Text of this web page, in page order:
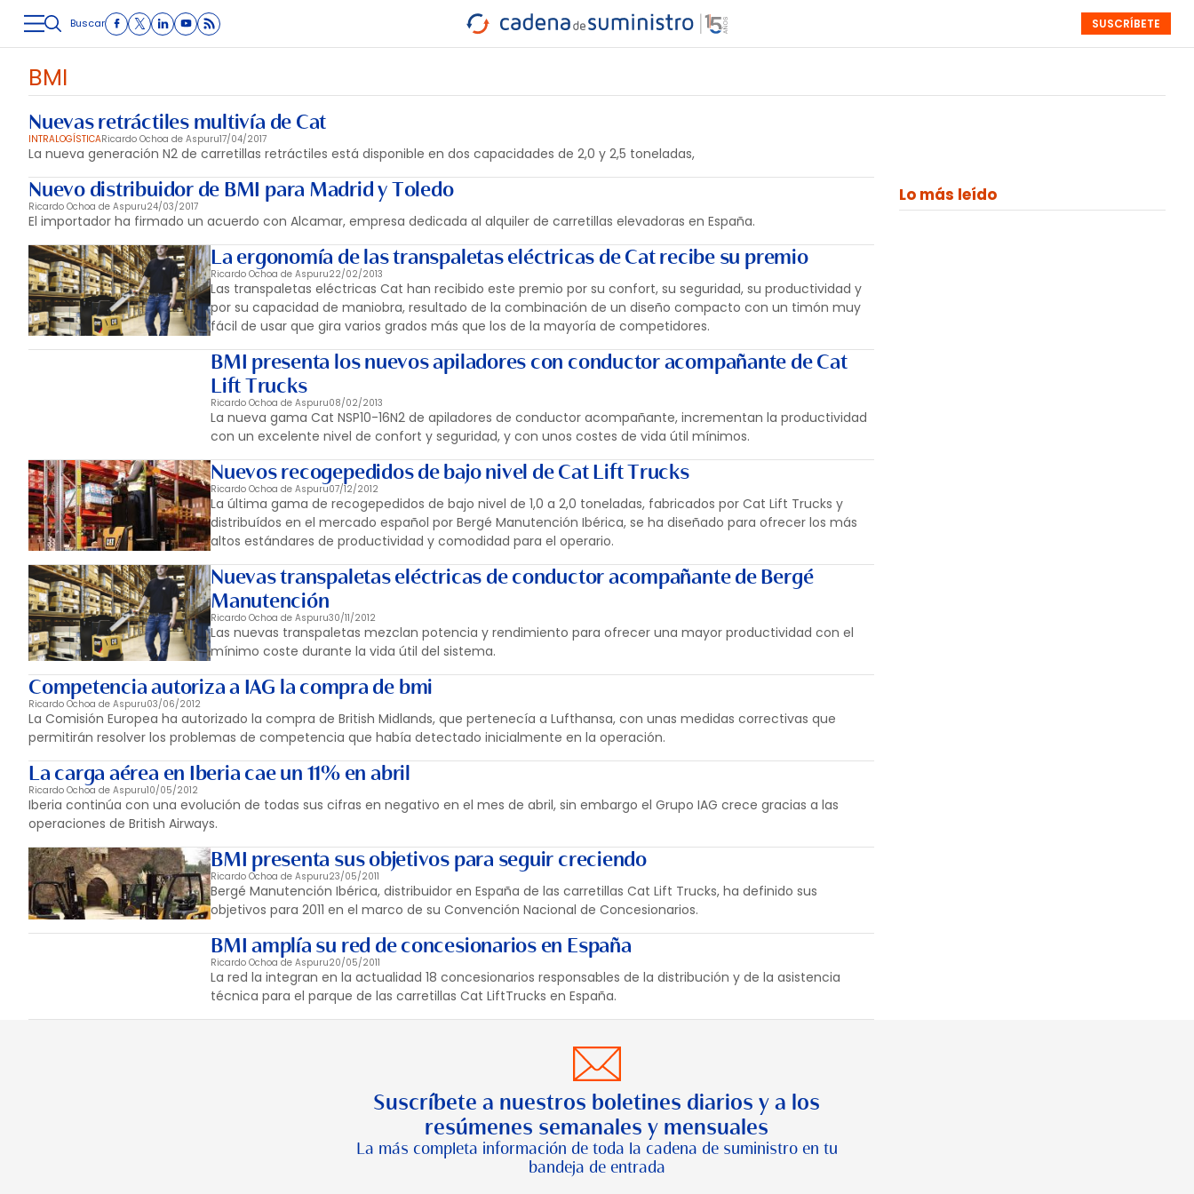
LOGÍSTICA INMOLOGÍSTICA INTRALOGÍSTICA CARRETERA
CARRETERA
MARÍTIMO INTERMODAL PROTAGONISTAS
SEMANALES
MONOGRÁFICOS EVENTOS
SUSCRÍBETE
Buscar
BMI
Nuevas retráctiles multivía de Cat
INTRALOGÍSTICARicardo Ochoa de Aspuru17/04/2017
La nueva generación N2 de carretillas retráctiles está disponible en dos capacidades de 2,0 y 2,5 toneladas,
Nuevo distribuidor de BMI para Madrid y Toledo
Ricardo Ochoa de Aspuru24/03/2017
El importador ha firmado un acuerdo con Alcamar, empresa dedicada al alquiler de carretillas elevadoras en España.
La ergonomía de las transpaletas eléctricas de Cat recibe su premio
Ricardo Ochoa de Aspuru22/02/2013
Las transpaletas eléctricas Cat han recibido este premio por su confort, su seguridad, su productividad y
por su capacidad de maniobra, resultado de la combinación de un diseño compacto con un timón muy
fácil de usar que gira varios grados más que los de la mayoría de competidores.
BMI presenta los nuevos apiladores con conductor acompañante de Cat
Lift Trucks
Ricardo Ochoa de Aspuru08/02/2013
La nueva gama Cat NSP10-16N2 de apiladores de conductor acompañante, incrementan la productividad
con un excelente nivel de confort y seguridad, y con unos costes de vida útil mínimos.
Nuevos recogepedidos de bajo nivel de Cat Lift Trucks
Ricardo Ochoa de Aspuru07/12/2012
La última gama de recogepedidos de bajo nivel de 1,0 a 2,0 toneladas, fabricados por Cat Lift Trucks y
distribuídos en el mercado español por Bergé Manutención Ibérica, se ha diseñado para ofrecer los más
altos estándares de productividad y comodidad para el operario.
Nuevas transpaletas eléctricas de conductor acompañante de Bergé
Manutención
Ricardo Ochoa de Aspuru30/11/2012
Las nuevas transpaletas mezclan potencia y rendimiento para ofrecer una mayor productividad con el
mínimo coste durante la vida útil del sistema.
Competencia autoriza a IAG la compra de bmi
Ricardo Ochoa de Aspuru03/06/2012
La Comisión Europea ha autorizado la compra de British Midlands, que pertenecía a Lufthansa, con unas medidas correctivas que
permitirán resolver los problemas de competencia que había detectado inicialmente en la operación.
La carga aérea en Iberia cae un 11% en abril
Ricardo Ochoa de Aspuru10/05/2012
Iberia continúa con una evolución de todas sus cifras en negativo en el mes de abril, sin embargo el Grupo IAG crece gracias a las
operaciones de British Airways.
BMI presenta sus objetivos para seguir creciendo
Ricardo Ochoa de Aspuru23/05/2011
Bergé Manutención Ibérica, distribuidor en España de las carretillas Cat Lift Trucks, ha definido sus
objetivos para 2011 en el marco de su Convención Nacional de Concesionarios.
BMI amplía su red de concesionarios en España
Ricardo Ochoa de Aspuru20/05/2011
La red la integran en la actualidad 18 concesionarios responsables de la distribución y de la asistencia
técnica para el parque de las carretillas Cat LiftTrucks en España.
Lo más leído
Suscríbete a nuestros boletines diarios y a los
resúmenes semanales y mensuales
La más completa información de toda la cadena de suministro en tu
bandeja de entrada